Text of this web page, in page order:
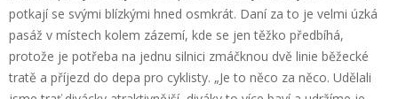
potkají se svými blízkými hned osmkrát. Daní za to je velmi úzká
pasáž v místech kolem zázemí, kde se jen těžko předbíhá,
protože je potřeba na jednu silnici zmáčknou dvě linie běžecké
tratě a příjezd do depa pro cyklisty. „Je to něco za něco. Udělali